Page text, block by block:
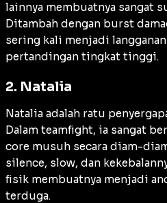
lainnya membuatnya sangat
Ditambah dengan burst
sering kali menjadi langganan
pertandingan tingkat tinggi.
2. Natalia
Natalia adalah ratu
Dalam teamfight, ia sangat
core musuh secara diam-
silence, slow, dan
fisik membuatnya menjadi
terduga.